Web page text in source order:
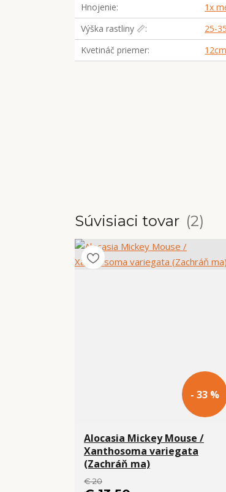
Hnojenie
1x
Výška rastliny 📏
25-
Kvetináč priemer
12cm
Súvisiaci tovar 2
- 33 %
Alocasia Mickey Mouse /
Xanthosoma variegata
(Zachráň ma)
€ 20